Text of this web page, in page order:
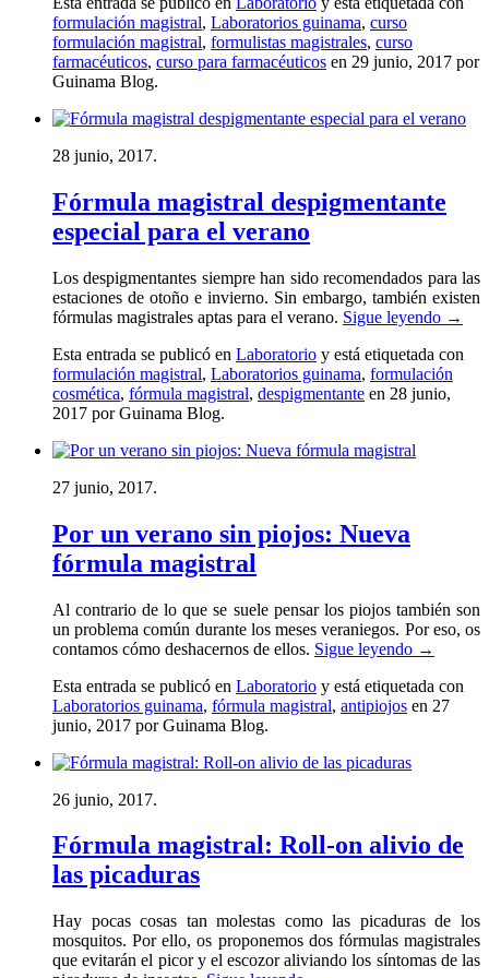
formulación magistral, Laboratorios guinama, curso
formulación magistral, formulistas magistrales, curso
farmacéuticos, curso para farmacéuticos en 29 junio, 2017 por
Guinama Blog.
28 junio, 2017.
Fórmula magistral despigmentante
especial para el verano
Los despigmentantes siempre han sido recomendados para las
estaciones de otoño e invierno. Sin embargo, también existen
fórmulas magistrales aptas para el verano. Sigue leyendo →
Esta entrada se publicó en Laboratorio y está etiquetada con
formulación magistral, Laboratorios guinama, formulación
cosmética, fórmula magistral, despigmentante en 28 junio,
2017 por Guinama Blog.
27 junio, 2017.
Por un verano sin piojos: Nueva
fórmula magistral
Al contrario de lo que se suele pensar los piojos también son
un problema común durante los meses veraniegos. Por eso, os
contamos cómo deshacernos de ellos. Sigue leyendo →
Esta entrada se publicó en Laboratorio y está etiquetada con
Laboratorios guinama, fórmula magistral, antipiojos en 27
junio, 2017 por Guinama Blog.
26 junio, 2017.
Fórmula magistral: Roll-on alivio de
las picaduras
Hay pocas cosas tan molestas como las picaduras de los
mosquitos. Por ello, os proponemos dos fórmulas magistrales
que evitarán el picor y el escozor aliviando los síntomas de las